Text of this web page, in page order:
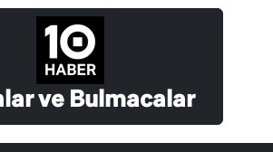
ve Bulmacalar